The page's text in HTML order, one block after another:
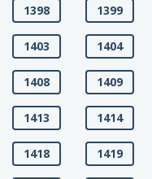
1398 1399
1403 1404
1408 1409
1413 1414
1418 1419